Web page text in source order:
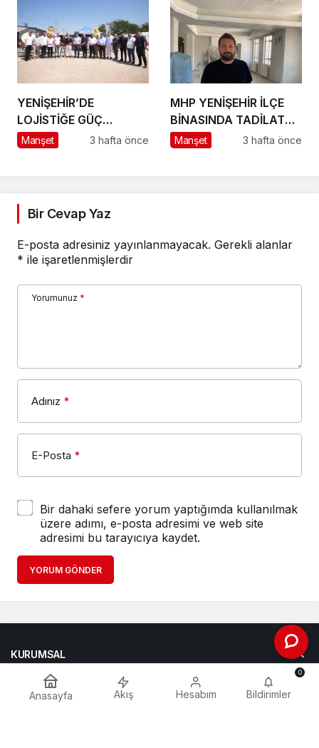
YENİŞEHİR’DE
LOJİSTİĞE GÜÇ
KATACAK ADIM
Manşet 3 hafta önce
MHP YENİŞEHİR İLÇE
BİNASINDA TADİLAT
BAŞLADI
Manşet 3 hafta önce
Bir Cevap Yaz
E-posta adresiniz yayınlanmayacak. Gerekli alanlar
* ile işaretlenmişlerdir
Yorumunuz *
Adınız *
E-Posta *
Bir dahaki sefere yorum yaptığımda kullanılmak
üzere adımı, e-posta adresimi ve web site
adresimi bu tarayıcıya kaydet.
YORUM GÖNDER
KURUMSAL
BAĞLANTILAR
Anasayfa Akış Hesabım Bildirimler
0